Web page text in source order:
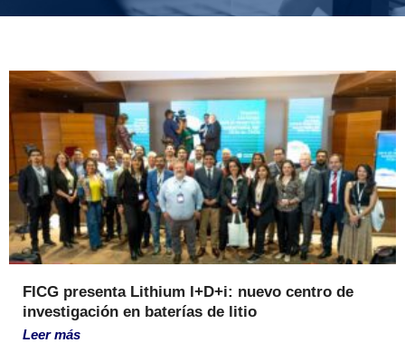
FICG presenta Lithium I+D+i: nuevo centro de
investigación en baterías de litio
Leer más